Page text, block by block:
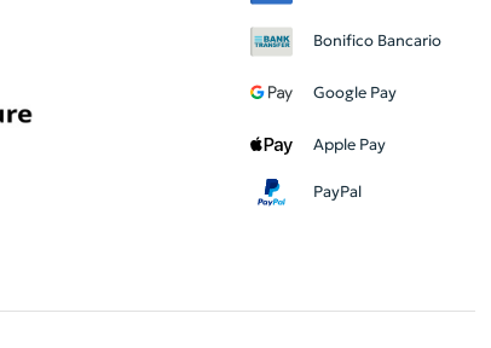
Bonifico Bancario
Google Pay
Apple Pay
PayPal